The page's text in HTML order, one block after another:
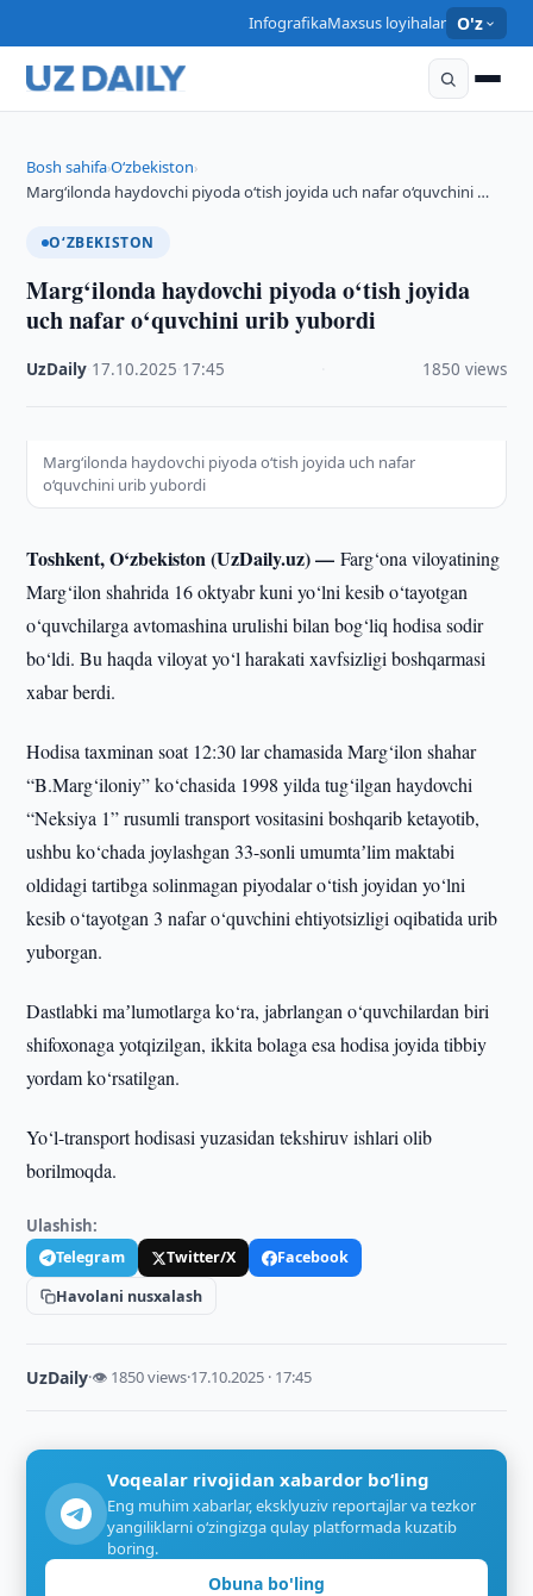
InfografikaMaxsus loyihalar O'z
Bosh sahifa›O‘zbekiston›
Marg‘ilonda haydovchi piyoda o‘tish joyida uch nafar o‘quvchini …
O‘ZBEKISTON
Marg‘ilonda haydovchi piyoda o‘tish joyida
uch nafar o‘quvchini urib yubordi
UzDaily 17.10.2025 17:45 1850 views
Marg‘ilonda haydovchi piyoda o‘tish joyida uch nafar
o‘quvchini urib yubordi
Toshkent, O‘zbekiston (UzDaily.uz) —Farg‘ona viloyatining
Marg‘ilon shahrida 16 oktyabr kuni yo‘lni kesib o‘tayotgan
o‘quvchilarga avtomashina urulishi bilan bog‘liq hodisa sodir
bo‘ldi. Bu haqda viloyat yo‘l harakati xavfsizligi boshqarmasi
xabar berdi.
Hodisa taxminan soat 12:30 lar chamasida Marg‘ilon shahar
“B.Marg‘iloniy” ko‘chasida 1998 yilda tug‘ilgan haydovchi
“Neksiya 1” rusumli transport vositasini boshqarib ketayotib,
ushbu ko‘chada joylashgan 33-sonli umumtaʼlim maktabi
oldidagi tartibga solinmagan piyodalar o‘tish joyidan yo‘lni
kesib o‘tayotgan 3 nafar o‘quvchini ehtiyotsizligi oqibatida urib
yuborgan.
Dastlabki maʼlumotlarga ko‘ra, jabrlangan o‘quvchilardan biri
shifoxonaga yotqizilgan, ikkita bolaga esa hodisa joyida tibbiy
yordam ko‘rsatilgan.
Yo‘l-transport hodisasi yuzasidan tekshiruv ishlari olib
borilmoqda.
Ulashish:
Telegram Twitter/X
Facebook
Havolani nusxalash
UzDaily·👁 1850 views·17.10.2025 · 17:45
Voqealar rivojidan xabardor bo‘ling
Eng muhim xabarlar, eksklyuziv reportajlar va tezkor
yangiliklarni o‘zingizga qulay platformada kuzatib
boring.
Obuna bo'ling